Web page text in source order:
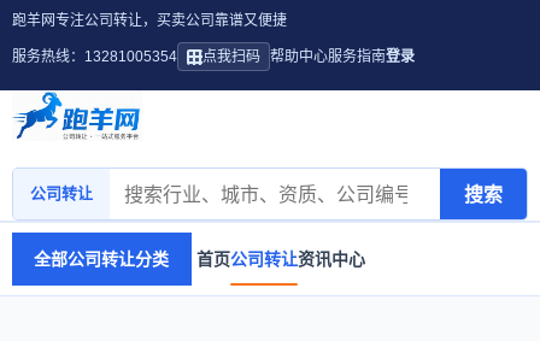
跑羊网专注公司转让，买卖公司靠谱又便捷
服务热线：13281005354 点我扫码 帮助中心服务指南登录
公司转让 搜索
全部公司转让分类 首页公司转让资讯中心